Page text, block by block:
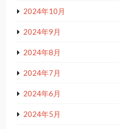
2024年10月
2024年9月
2024年8月
2024年7月
2024年6月
2024年5月